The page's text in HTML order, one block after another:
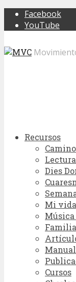
Facebook
YouTube
Recursos
Dies
Mi
Música
Cursos